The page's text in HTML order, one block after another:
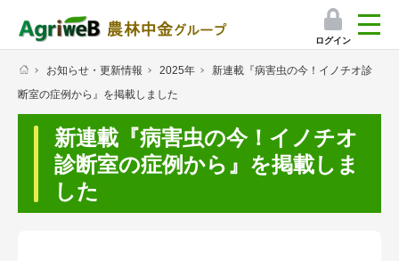
ログイン
検索
マイページ
プレミアムサービス
お知らせ・更新情報 2025年
新連載『病害虫の今！イノチオ診
断室の症例から』を掲載しました
新連載『病害虫の今！イノチオ
診断室の症例から』を掲載しま
した